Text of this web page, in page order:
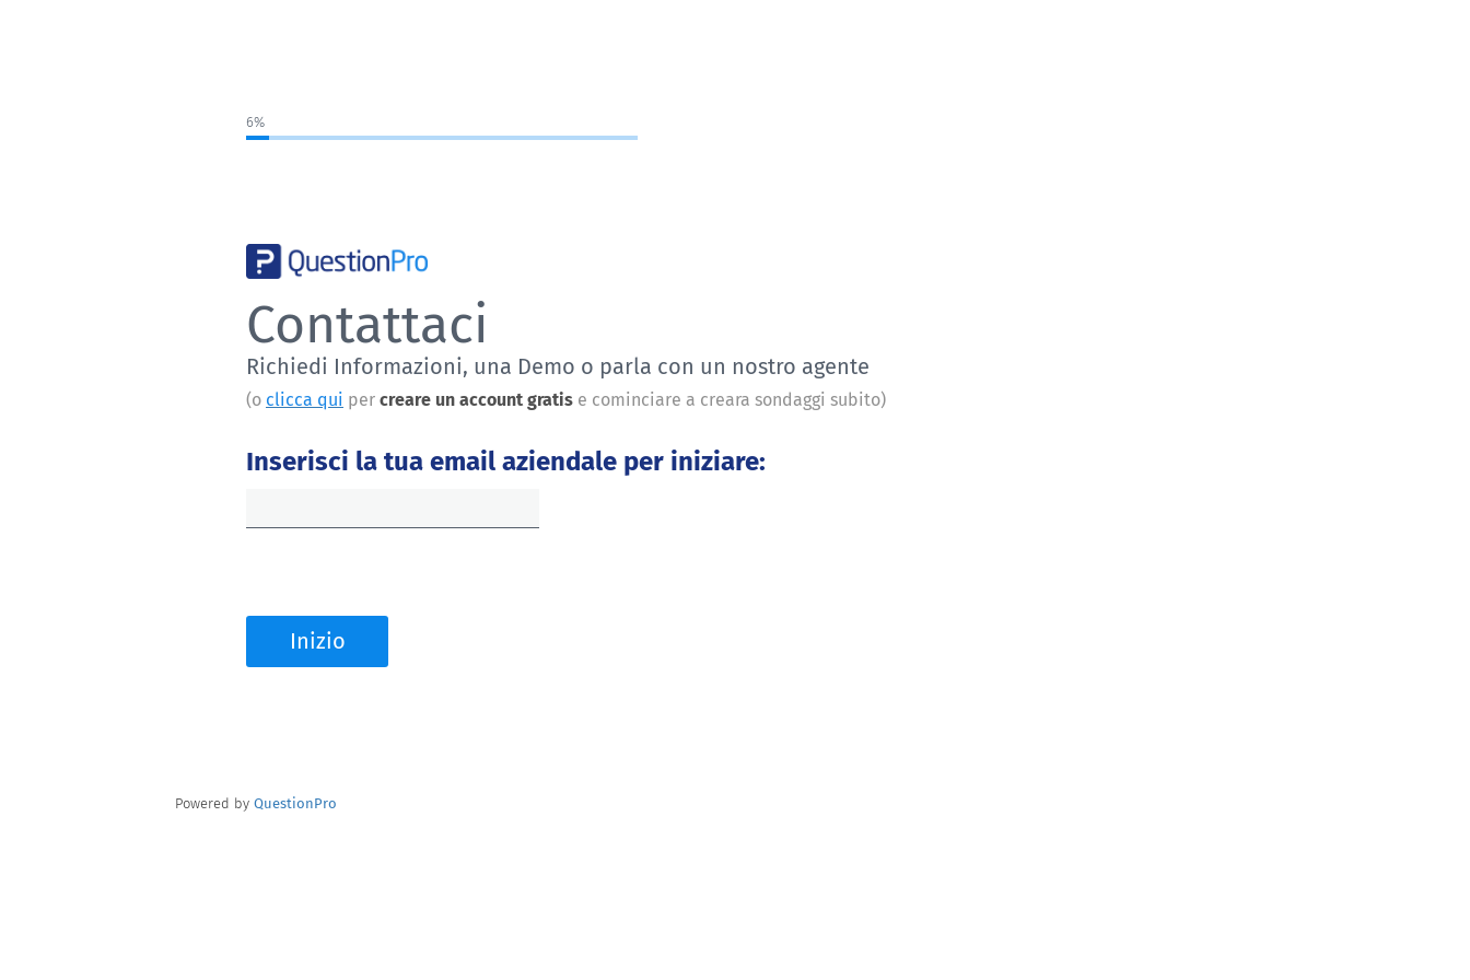
6%
Contattaci
Richiedi Informazioni, una Demo o parla con un nostro agente
(o clicca qui per creare un account gratis e cominciare a creara sondaggi subito)
Inserisci la tua email aziendale per iniziare:
Inizio
Powered by QuestionPro